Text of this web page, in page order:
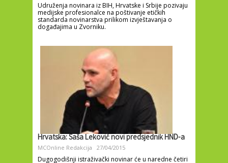
Udruženja novinara iz BIH, Hrvatske i Srbije pozivaju
medijske profesionalce na poštivanje etičkih
standarda novinarstva prilikom izvještavanja o
događajima u Zvorniku.
Hrvatska: Saša Leković novi predsjednik HND-a
MCOnline Redakcija 27/04/2015
Dugogodišnji istraživački novinar će u naredne četiri